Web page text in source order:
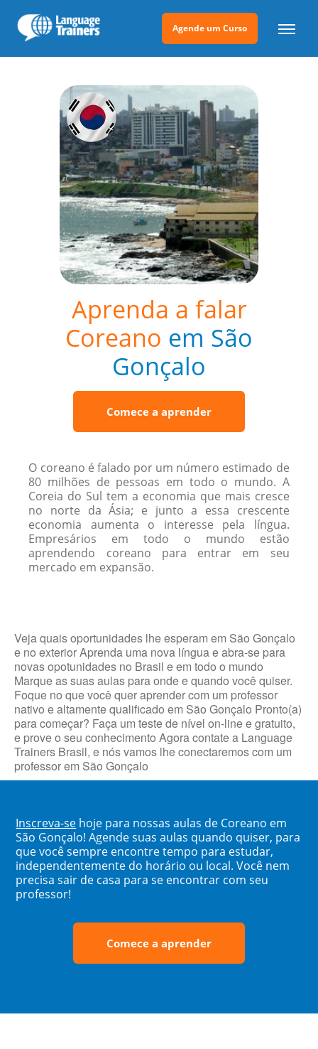
Agende um Curso
Aprenda a falar
Coreano em São
Gonçalo
Comece a aprender
O coreano é falado por um número estimado de
80 milhões de pessoas em todo o mundo. A
Coreia do Sul tem a economia que mais cresce
no norte da Ásia; e junto a essa crescente
economia aumenta o interesse pela língua.
Empresários em todo o mundo estão
aprendendo coreano para entrar em seu
mercado em expansão.
Veja quais oportunidades lhe esperam em São Gonçalo
e no exterior Aprenda uma nova língua e abra-se para
novas opotunidades no Brasil e em todo o mundo
Marque as suas aulas para onde e quando você quiser.
Foque no que você quer aprender com um professor
nativo e altamente qualificado em São Gonçalo Pronto(a)
para começar? Faça um teste de nível on-line e gratuito,
e prove o seu conhecimento Agora contate a Language
Trainers Brasil, e nós vamos lhe conectaremos com um
professor em São Gonçalo
Inscreva-se hoje para nossas aulas de Coreano em
São Gonçalo! Agende suas aulas quando quiser, para
que você sempre encontre tempo para estudar,
independentemente do horário ou local. Você nem
precisa sair de casa para se encontrar com seu
professor!
Comece a aprender